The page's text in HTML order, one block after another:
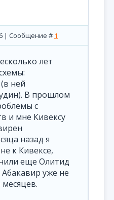
| Сообщение # 1
лет
ней
В прошлом
с
и мне Кивексу
назад я
к Кивексе,
еще Олитид
Абакавир уже не